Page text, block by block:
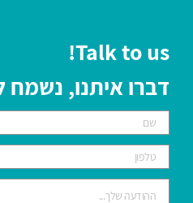
Talk to us!
דברו איתנו,